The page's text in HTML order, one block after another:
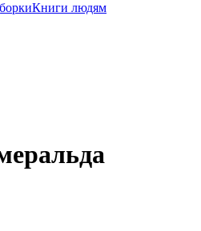
Книги людям